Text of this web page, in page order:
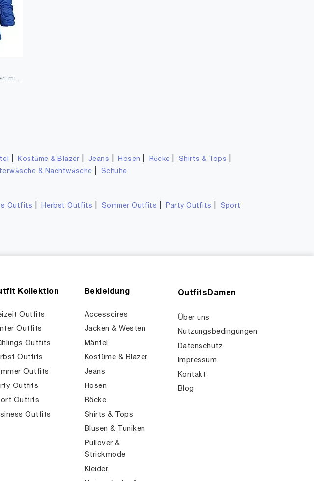
Kostüme & Blazer Jeans Hosen Röcke Shirts & Tops
& Nachtwäsche Schuhe
Outfits Herbst Outfits Sommer Outfits Party Outfits
Sport
Kollektion
Outfits
Outfits
Outfits
Outfits
Outfits
Outfits
Outfits
Outfits
Bekleidung
Accessoires
Jacken & Westen
Mäntel
Kostüme & Blazer
Jeans
Hosen
Röcke
Shirts & Tops
Blusen & Tuniken
Pullover &
Strickmode
Kleider
OutfitsDamen
Über uns
Nutzungsbedingungen
Datenschutz
Impressum
Kontakt
Blog